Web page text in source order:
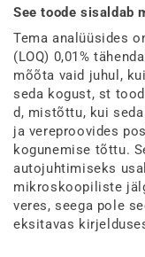
See toode sisaldab
Tema analüüsides
(LOQ) 0,01%
mõõta vaid juhul,
seda kogust, st
d, mistõttu, kui
ja vereproovides
kogunemise tõttu.
autojuhtimiseks
mikroskoopiliste
veres, seega pole
eksitavas